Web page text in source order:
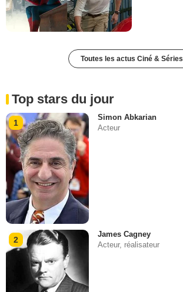
Toutes les actus Ciné & Séries
Top stars du jour
1
Simon Abkarian
Acteur
2
James Cagney
Acteur, réalisateur